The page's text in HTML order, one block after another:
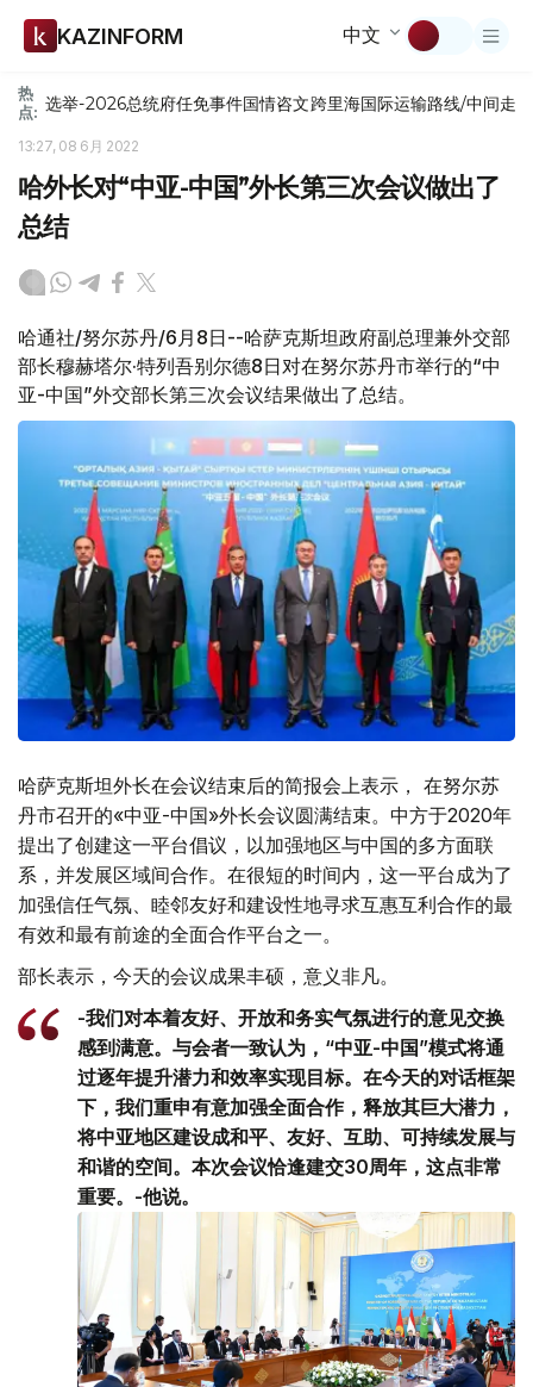
KAZINFORM 中文
热
点: 选举-2026总统府任免事件国情咨文跨里海国际运输路线/中间走廊
13:27, 08 6月 2022
哈外长对“中亚-中国”外长第三次会议做出了
总结
哈通社/努尔苏丹/6月8日--哈萨克斯坦政府副总理兼外交部
部长穆赫塔尔·特列吾别尔德8日对在努尔苏丹市举行的“中
亚-中国”外交部长第三次会议结果做出了总结。
哈萨克斯坦外长在会议结束后的简报会上表示， 在努尔苏
丹市召开的«中亚-中国»外长会议圆满结束。中方于2020年
提出了创建这一平台倡议，以加强地区与中国的多方面联
系，并发展区域间合作。在很短的时间内，这一平台成为了
加强信任气氛、睦邻友好和建设性地寻求互惠互利合作的最
有效和最有前途的全面合作平台之一。
部长表示，今天的会议成果丰硕，意义非凡。
-我们对本着友好、开放和务实气氛进行的意见交换
感到满意。与会者一致认为，“中亚-中国”模式将通
过逐年提升潜力和效率实现目标。在今天的对话框架
下，我们重申有意加强全面合作，释放其巨大潜力，
将中亚地区建设成和平、友好、互助、可持续发展与
和谐的空间。本次会议恰逢建交30周年，这点非常
重要。-他说。